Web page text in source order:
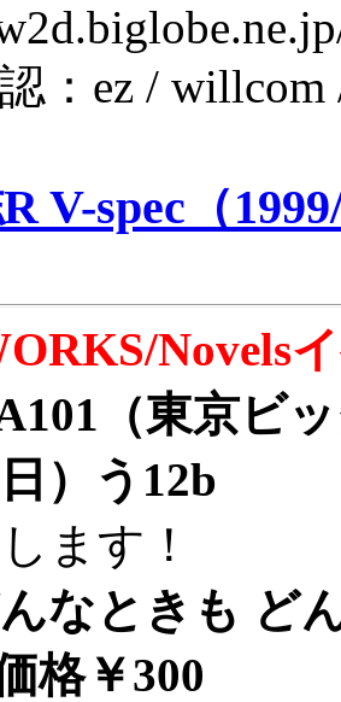
認：ez /
V-spec（
Novels
（東京ビ
）う12b
ます！
んなときも ど
格￥300